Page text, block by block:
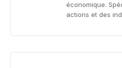
économique.
actions et des